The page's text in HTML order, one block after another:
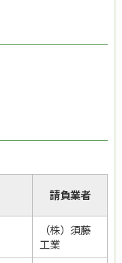
請負業者
（株）須藤
工業